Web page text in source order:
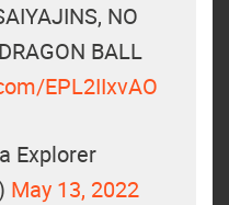
NO
BALL
EPL2IIxvAO
Explorer
May 13, 2022